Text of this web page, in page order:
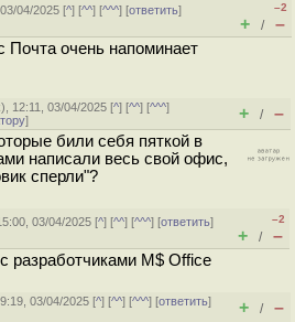
04/2025 [^] [^^] [^^^] [ответить]
–2
+ / –
очень напоминает
), 12:11, 03/04/2025 [^] [^^] [^^^]
] + / –
били себя пяткой в
написали весь свой офис,
сперли"?
03/04/2025 [^] [^^] [^^^] [ответить]
–2
+ / –
разработчиками M$ Office
03/04/2025 [^] [^^] [^^^] [ответить]
+ / –